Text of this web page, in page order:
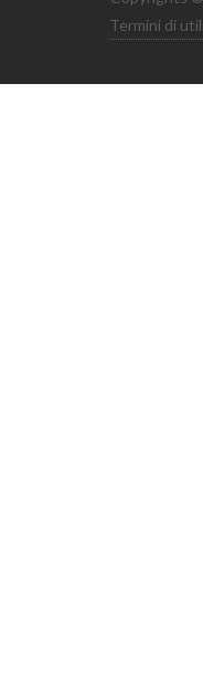
Termini di